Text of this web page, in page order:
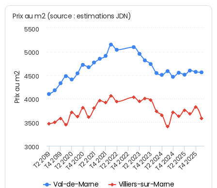
Prix au m2
Prix au m2 (source : estimations JDN)
Val-de-Marne Villiers-sur-Marne
T2 2019T4 2019T2 2020T4 2020T2 2021T4 2021T2 2022T4 2022T2 2023T4 2023T2 2024T4 2024T2 2025T4 2025
3000
3500
4000
4500
5000
5500